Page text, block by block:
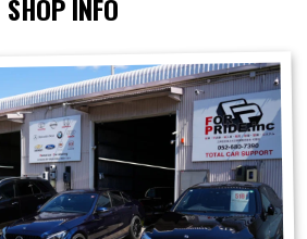
SHOP INFO